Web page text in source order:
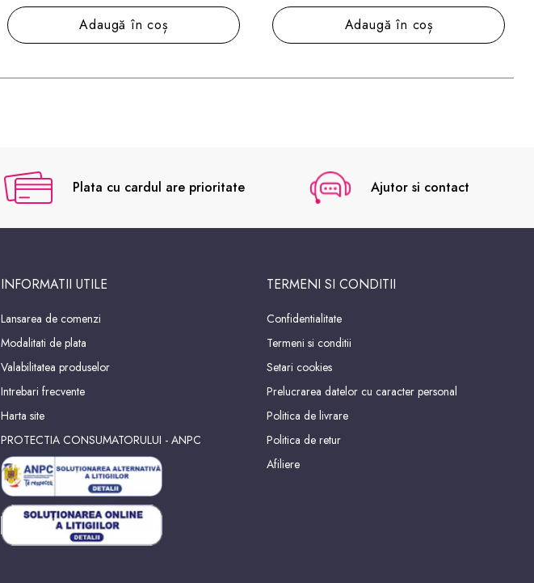
Adaugă în coș Adaugă în coș
Plata cu cardul are prioritate Ajutor si contact
INFORMATII UTILE
Lansarea de comenzi
Modalitati de plata
Valabilitatea produselor
Intrebari frecvente
Harta site
PROTECTIA CONSUMATORULUI - ANPC
TERMENI SI CONDITII
Confidentialitate
Termeni si conditii
Setari cookies
Prelucrarea datelor cu caracter personal
Politica de livrare
Politica de retur
Afiliere